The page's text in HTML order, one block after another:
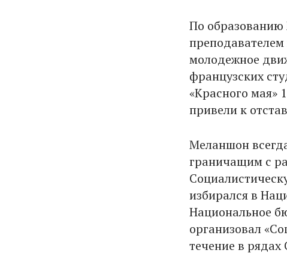
По
молодежное
французских
«Красного мая»
привели к
Меланшон
граничащим с
избирался в
Национальное
организовал
течение в